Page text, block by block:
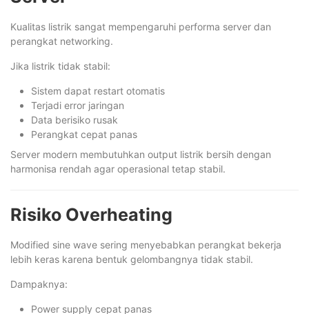
Kualitas listrik sangat mempengaruhi performa server dan
perangkat networking.
Jika listrik tidak stabil:
Sistem dapat restart otomatis
Terjadi error jaringan
Data berisiko rusak
Perangkat cepat panas
Server modern membutuhkan output listrik bersih dengan
harmonisa rendah agar operasional tetap stabil.
Risiko Overheating
Modified sine wave sering menyebabkan perangkat bekerja
lebih keras karena bentuk gelombangnya tidak stabil.
Dampaknya:
Power supply cepat panas